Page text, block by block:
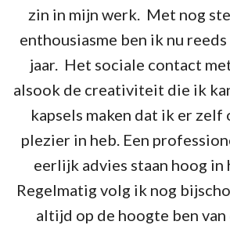
zin in mijn werk. Met nog
enthousiasme ben ik nu
jaar. Het sociale contact
alsook de creativiteit die ik
kapsels maken dat ik er zelf
plezier in heb. Een
eerlijk advies staan hoog in
Regelmatig volg ik nog
altijd op de hoogte ben